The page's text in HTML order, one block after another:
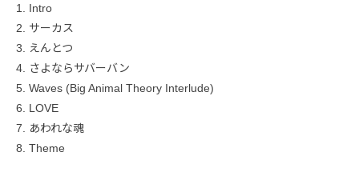
1. Intro
2. サーカス
3. えんとつ
4. さよならサバーバン
5. Waves (Big Animal Theory Interlude)
6. LOVE
7. あわれな魂
8. Theme